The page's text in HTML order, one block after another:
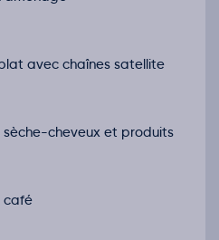
Retour le Ven. 11 déc. 26
avec chaînes satellite
cheveux et produits
café